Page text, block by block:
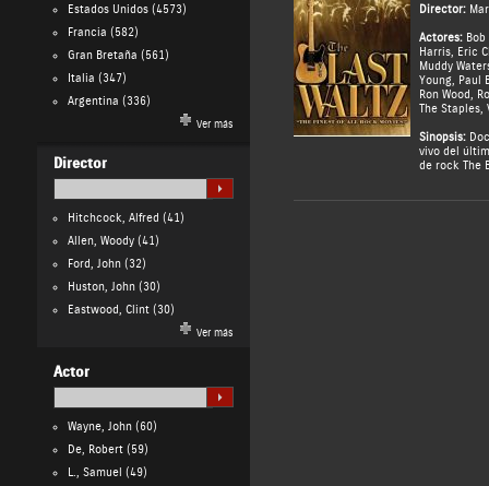
Estados Unidos(4573)
Francia (582)
Gran Bretaña (561)
Italia (347)
Argentina (336)
Ver más
Director
Hitchcock, Alfred (41)
Allen, Woody(41)
Ford, John(32)
Huston, John(30)
Eastwood, Clint(30)
Ver más
Actor
Wayne, John(60)
De, Robert(59)
L., Samuel (49)
Director:
Actores:
Harris, Eric
Muddy
Young, Paul
Ron Wood,
The Staples,
Sinopsis:
vivo del
de rock The